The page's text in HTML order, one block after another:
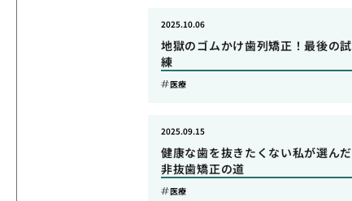
地獄のゴムかけ歯列矯正！最後の試
練
2025.10.06
医療
健康な歯を抜きたくない私が選んだ
非抜歯矯正の道
2025.09.15
医療